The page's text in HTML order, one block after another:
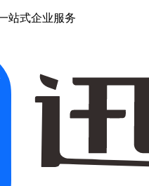
站式企业服务